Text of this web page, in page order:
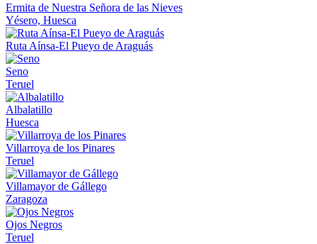
Ermita de Nuestra Señora de las Nieves
Yésero, Huesca
Ruta Aínsa-El Pueyo de Araguás
Seno
Teruel
Albalatillo
Huesca
Villarroya de los Pinares
Teruel
Villamayor de Gállego
Zaragoza
Ojos Negros
Teruel